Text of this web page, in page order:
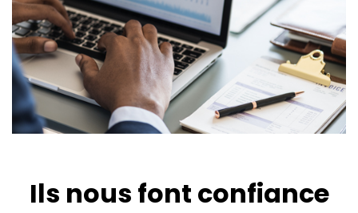
Ils nous font confiance